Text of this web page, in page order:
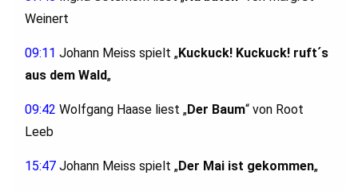
Weinert
09:11 Johann Meiss spielt „Kuckuck! Kuckuck! ruft´s
aus dem Wald„
09:42 Wolfgang Haase liest „Der Baum“ von Root
Leeb
15:47 Johann Meiss spielt „Der Mai ist gekommen„